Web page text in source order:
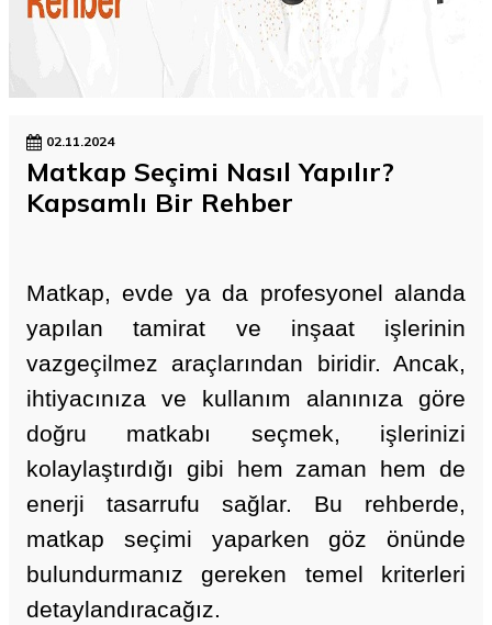
02.11.2024
Matkap Seçimi Nasıl Yapılır?
Kapsamlı Bir Rehber
Matkap, evde ya da profesyonel alanda
yapılan tamirat ve inşaat işlerinin
vazgeçilmez araçlarından biridir. Ancak,
ihtiyacınıza ve kullanım alanınıza göre
doğru matkabı seçmek, işlerinizi
kolaylaştırdığı gibi hem zaman hem de
enerji tasarrufu sağlar. Bu rehberde,
matkap seçimi yaparken göz önünde
bulundurmanız gereken temel kriterleri
detaylandıracağız.